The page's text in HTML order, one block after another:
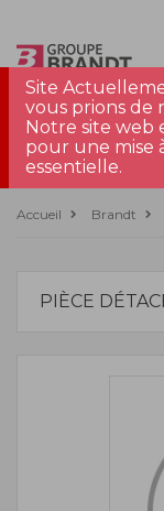
Site
vous prions de
Notre site web
pour une mise
essentielle.
Accueil Brandt
PIÈCE